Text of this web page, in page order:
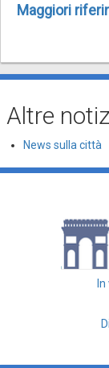
Maggiori
Altre
News sulla città